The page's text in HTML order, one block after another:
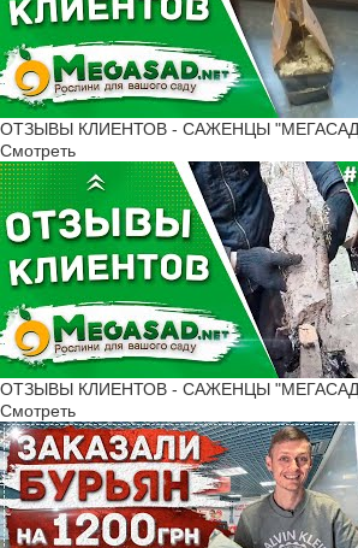
ОТЗЫВЫ КЛИЕНТОВ - САЖЕНЦЫ "МЕГАСАД" |
Смотреть
ОТЗЫВЫ КЛИЕНТОВ - САЖЕНЦЫ "МЕГАСАД" |
Смотреть